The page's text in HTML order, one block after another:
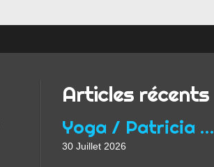
Articles récents
Yoga / Patricia Wirth / Mon parcours de professeur...
30 Juillet 2026